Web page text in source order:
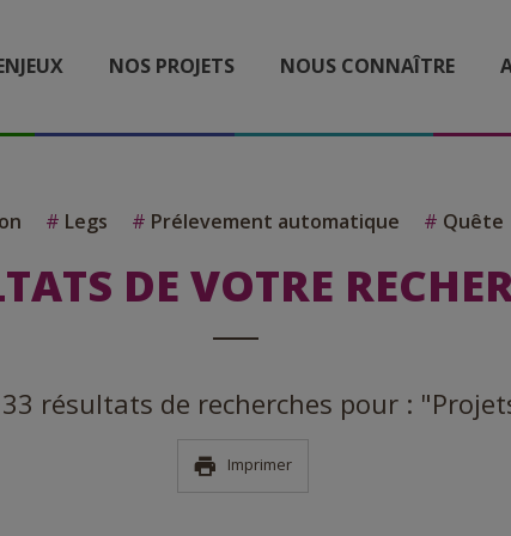
NOS PROJETS NOUS CONNAÎTRE
# Legs # Prélevement automatique # Quête
DE VOTRE
résultats de recherches pour :
Imprimer